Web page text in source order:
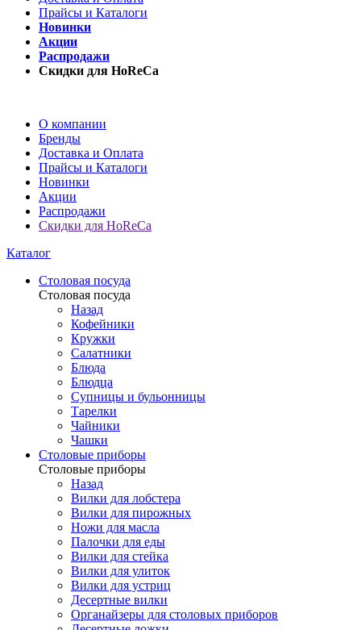
Прайсы и Каталоги
Новинки
Акции
Распродажи
Скидки для HoReCa
О компании
Бренды
Доставка и Оплата
Прайсы и Каталоги
Новинки
Акции
Распродажи
Скидки для HoReCa
Каталог
Столовая посуда
Столовая посуда
Назад
Кофейники
Кружки
Салатники
Блюда
Блюдца
Супницы и бульонницы
Тарелки
Чайники
Чашки
Cтоловые приборы
Cтоловые приборы
Назад
Вилки для лобстера
Вилки для пирожных
Ножи для масла
Палочки для еды
Вилки для стейка
Вилки для улиток
Вилки для устриц
Десертные вилки
Органайзеры для столовых приборов